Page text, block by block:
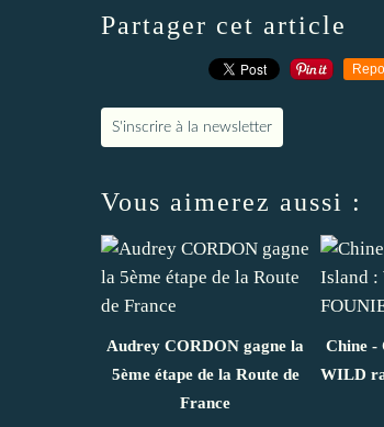
Partager cet article
S'inscrire à la newsletter
Vous aimerez aussi :
Audrey CORDON gagne la
5ème étape de la Route de
France
Chine -
WILD